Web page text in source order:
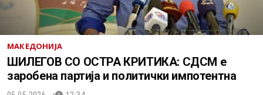
МАКЕДОНИЈА
ШИЛЕГОВ СО ОСТРА КРИТИКА: СДСМ е
заробена партија и политички импотентна